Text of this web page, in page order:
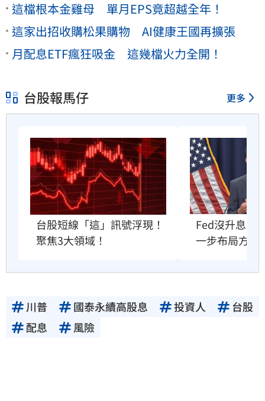
這檔根本金雞母 單月EPS竟超越全年！
這家出招收購松果購物 AI健康王國再擴張
月配息ETF瘋狂吸金 這幾檔火力全開！
台股報馬仔 更多
台股短線「這」訊號浮現！
聚焦3大領域！
Fed沒升息股
一步布局方向
川普 國泰永續高股息 投資人
台股
配息
風險